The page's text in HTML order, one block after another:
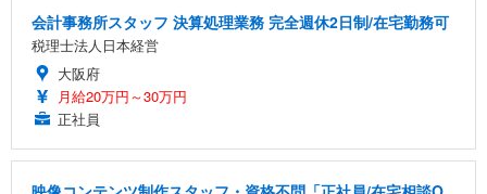
会計事務所スタッフ 決算処理業務 完全週休2日制/在宅勤務可
税理士法人日本経営
大阪府
月給20万円～30万円
正社員